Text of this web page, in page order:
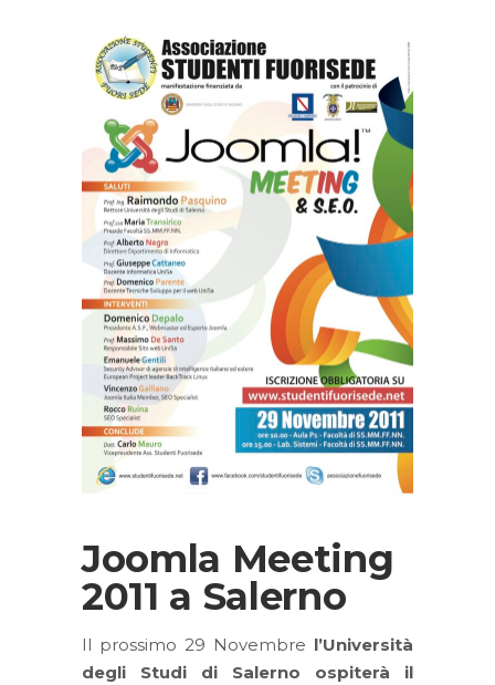
Joomla Meeting
2011 a Salerno
Il prossimo 29 Novembre l’Università
degli Studi di Salerno ospiterà il